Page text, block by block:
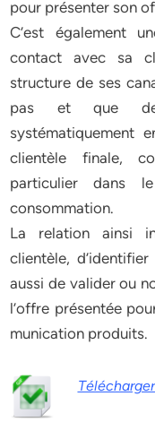
pour présenter son
C’est également
contact avec sa
structure de ses
pas et que
systématiquement
clientèle finale,
particulier dans
consommation.
La relation ainsi
clientèle,
aussi de valider ou
l’offre présentée
munication produits.